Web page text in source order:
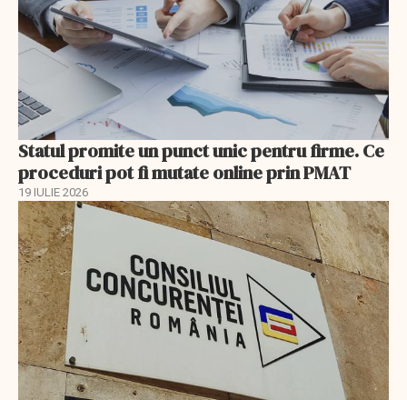
Statul promite un punct unic pentru firme. Ce
proceduri pot fi mutate online prin PMAT
19 IULIE 2026